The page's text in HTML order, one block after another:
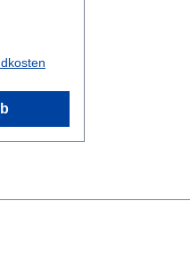
W-Abb.,
348 S.,
x 22